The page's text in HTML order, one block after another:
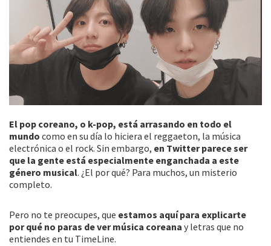
El pop coreano, o k-pop, está arrasando en todo el
mundo como en su día lo hiciera el reggaeton, la música
electrónica o el rock. Sin embargo, en Twitter parece ser
que la gente está especialmente enganchada a este
género musical. ¿El por qué? Para muchos, un misterio
completo.
Pero no te preocupes, que estamos aquí para explicarte
por qué no paras de ver música coreana y letras que no
entiendes en tu TimeLine.